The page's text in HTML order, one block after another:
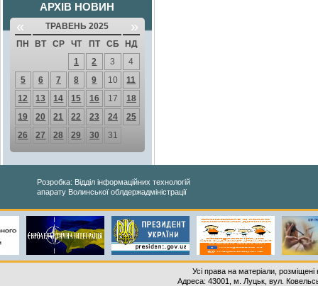
АРХІВ НОВИН
« ТРАВЕНЬ 2025 »
ПН ВТ СР ЧТ ПТ СБ
НД
1
2 3
4
5
6 7 8 9 10
11
12
13 14 15 16 17
18
19
20 21 22 23 24
25
26
27 28 29 30 31
Розробка: Відділ інформаційних технологій
апарату Волинської облдержадміністрації
Усі права на матеріали,
Адреса: 43001, м. Луцьк, вул.